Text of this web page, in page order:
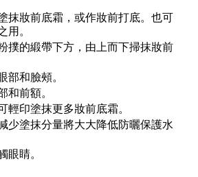
抹妝前底霜，或作妝前打底。也可
用。
撲的緞帶下方，由上而下掃抹妝前
部和臉頰。
和前額。
輕印塗抹更多妝前底霜。
少塗抹分量將大大降低防曬保護水
眼睛。